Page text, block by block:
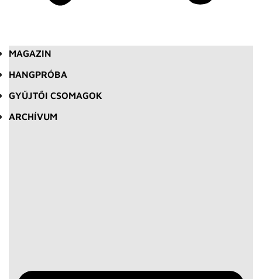
MAGAZIN
HANGPRÓBA
GYŰJTŐI CSOMAGOK
ARCHÍVUM